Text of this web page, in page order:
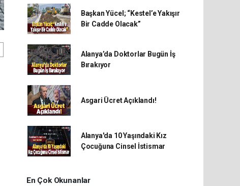
Başkan Yücel; “Kestel’e Yakışır
Bir Cadde Olacak”
Alanya’da Doktorlar Bugün İş
Bırakıyor
Asgari Ücret Açıklandı!
Alanya'da 10 Yaşındaki Kız
Çocuğuna Cinsel İstismar
En Çok Okunanlar